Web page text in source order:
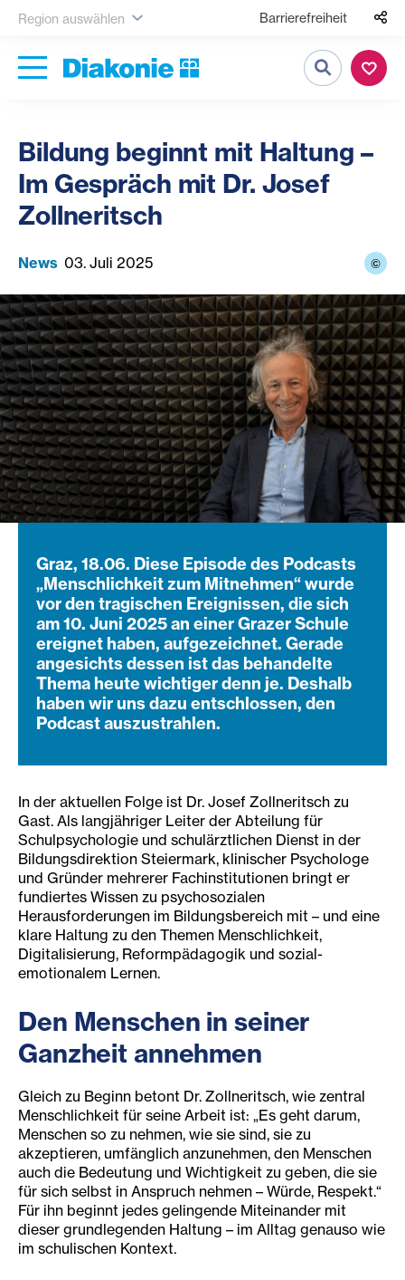
Region auswählen Barrierefreiheit
Suche
Bildung beginnt mit Haltung –
Im Gespräch mit Dr. Josef
Zollneritsch
News 03. Juli 2025 ©
Graz, 18.06. Diese Episode des Podcasts
„Menschlichkeit zum Mitnehmen“ wurde
vor den tragischen Ereignissen, die sich
am 10. Juni 2025 an einer Grazer Schule
ereignet haben, aufgezeichnet. Gerade
angesichts dessen ist das behandelte
Thema heute wichtiger denn je. Deshalb
haben wir uns dazu entschlossen, den
Podcast auszustrahlen.
In der aktuellen Folge ist Dr. Josef Zollneritsch zu
Gast. Als langjähriger Leiter der Abteilung für
Schulpsychologie und schulärztlichen Dienst in der
Bildungsdirektion Steiermark, klinischer Psychologe
und Gründer mehrerer Fachinstitutionen bringt er
fundiertes Wissen zu psychosozialen
Herausforderungen im Bildungsbereich mit – und eine
klare Haltung zu den Themen Menschlichkeit,
Digitalisierung, Reformpädagogik und sozial-
emotionalem Lernen.
Den Menschen in seiner
Ganzheit annehmen
Gleich zu Beginn betont Dr. Zollneritsch, wie zentral
Menschlichkeit für seine Arbeit ist: „Es geht darum,
Menschen so zu nehmen, wie sie sind, sie zu
akzeptieren, umfänglich anzunehmen, den Menschen
auch die Bedeutung und Wichtigkeit zu geben, die sie
für sich selbst in Anspruch nehmen – Würde, Respekt.“
Für ihn beginnt jedes gelingende Miteinander mit
dieser grundlegenden Haltung – im Alltag genauso wie
im schulischen Kontext.